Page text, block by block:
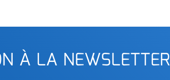
À LA NEWSLETTER